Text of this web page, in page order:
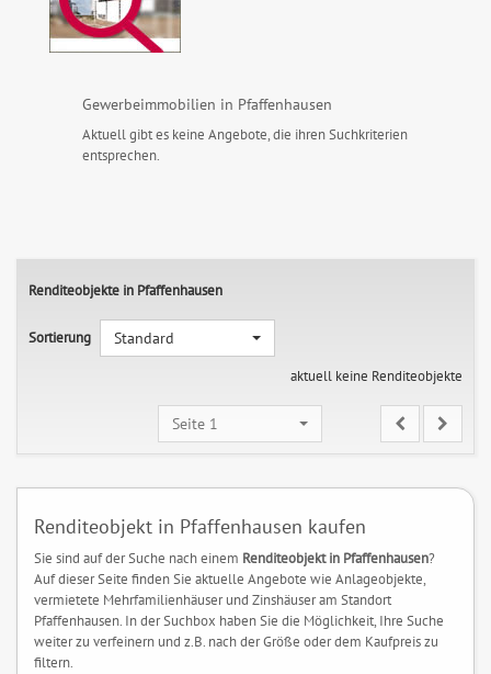
Gewerbeimmobilien in Pfaffenhausen
Aktuell gibt es keine Angebote, die ihren Suchkriterien
entsprechen.
Renditeobjekte in Pfaffenhausen
Sortierung
Standard
aktuell keine Renditeobjekte
Seite 1
Renditeobjekt in Pfaffenhausen kaufen
Sie sind auf der Suche nach einem Renditeobjekt in Pfaffenhausen?
Auf dieser Seite finden Sie aktuelle Angebote wie Anlageobjekte,
vermietete Mehrfamilienhäuser und Zinshäuser am Standort
Pfaffenhausen. In der Suchbox haben Sie die Möglichkeit, Ihre Suche
weiter zu verfeinern und z.B. nach der Größe oder dem Kaufpreis zu
filtern.